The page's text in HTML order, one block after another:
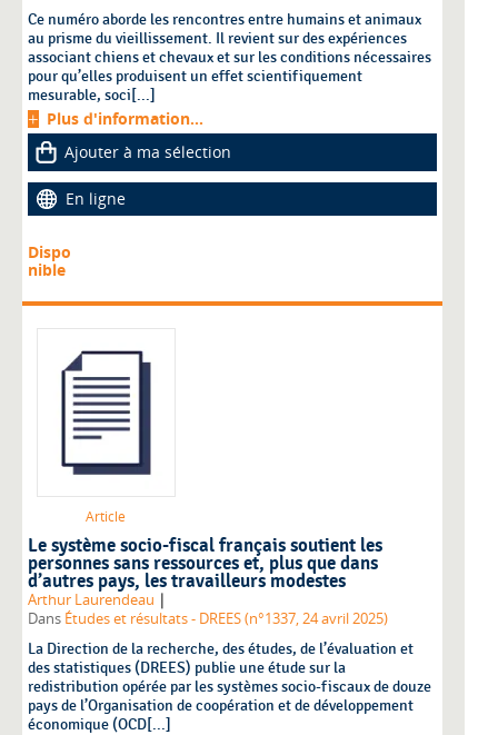
Ce numéro aborde les rencontres entre humains et animaux
au prisme du vieillissement. Il revient sur des expériences
associant chiens et chevaux et sur les conditions nécessaires
pour qu’elles produisent un effet scientifiquement
mesurable, soci[...]
Plus d'information...
Ajouter à ma sélection
En ligne
Dispo
nible
Article
Le système socio-fiscal français soutient les
personnes sans ressources et, plus que dans
d’autres pays, les travailleurs modestes
Arthur Laurendeau |
Dans Études et résultats - DREES (n°1337, 24 avril 2025)
La Direction de la recherche, des études, de l’évaluation et
des statistiques (DREES) publie une étude sur la
redistribution opérée par les systèmes socio-fiscaux de douze
pays de l’Organisation de coopération et de développement
économique (OCD[...]